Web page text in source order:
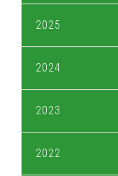
2025
2024
2023
2022